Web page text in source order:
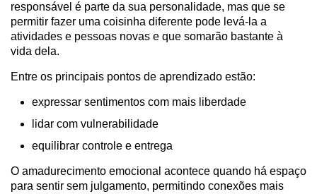
responsável é parte da sua personalidade, mas que se
permitir fazer uma coisinha diferente pode levá-la a
atividades e pessoas novas e que somarão bastante à
vida dela.
Entre os principais pontos de aprendizado estão:
expressar sentimentos com mais liberdade
lidar com vulnerabilidade
equilibrar controle e entrega
O amadurecimento emocional acontece quando há espaço
para sentir sem julgamento, permitindo conexões mais